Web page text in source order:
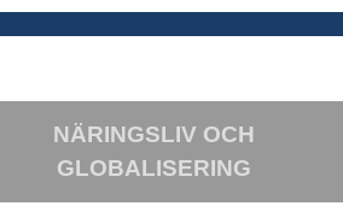
NÄRINGSLIV OCH
GLOBALISERING